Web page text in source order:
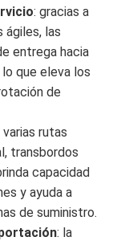
: gracias a
ágiles, las
entrega hacia
que eleva los
de
rutas
transbordos
capacidad
y ayuda a
de suministro.
: la